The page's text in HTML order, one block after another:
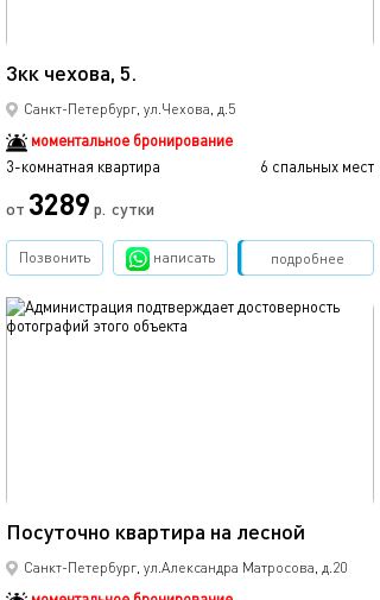
3кк чехова, 5.
Санкт-Петербург, ул.Чехова, д.5
моментальное бронирование
3-комнатная квартира
6 спальных мест
от 3289 р. сутки
подробнее
Позвонить написать Забронировать
Посуточно квартира на лесной
Санкт-Петербург, ул.Александра Матросова, д.20
обновлено 19.02.2025